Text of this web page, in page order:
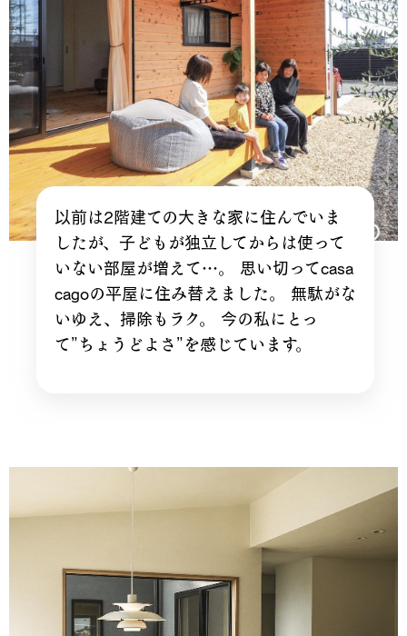
以前は2階建ての大きな家に住んでいま
したが、子どもが独立してからは使って
いない部屋が増えて…。 思い切ってcasa
cagoの平屋に住み替えました。 無駄がな
いゆえ、掃除もラク。 今の私にとっ
て”ちょうどよさ”を感じています。